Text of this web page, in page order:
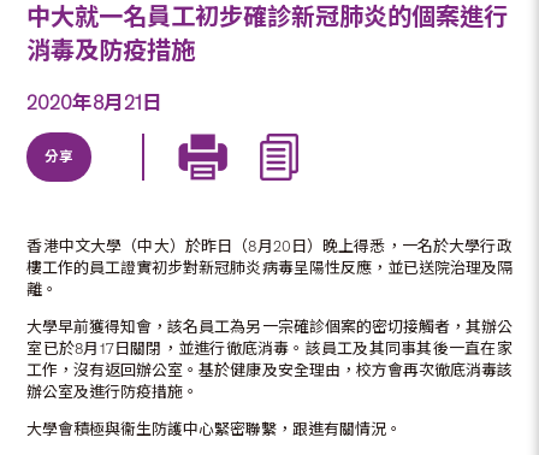
中大就一名員工初步確診新冠肺炎的個案進行
消毒及防疫措施
2020年8月21日
分享
香港中文大學（中大）於昨日（8月20日）晚上得悉，一名於大學行政
樓工作的員工證實初步對新冠肺炎病毒呈陽性反應，並已送院治理及隔
離。
大學早前獲得知會，該名員工為另一宗確診個案的密切接觸者，其辦公
室已於8月17日關閉，並進行徹底消毒。該員工及其同事其後一直在家
工作，沒有返回辦公室。基於健康及安全理由，校方會再次徹底消毒該
辦公室及進行防疫措施。
大學會積極與衞生防護中心緊密聯繫，跟進有關情況。